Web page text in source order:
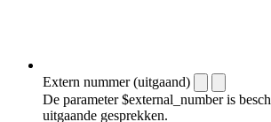
Extern nummer (uitgaand)
De parameter $external_number is
uitgaande gesprekken.